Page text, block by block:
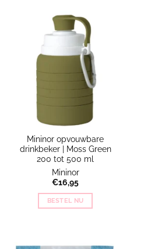
Mininor opvouwbare
drinkbeker | Moss Green
200 tot 500 ml
Mininor
€16,95
BESTEL NU